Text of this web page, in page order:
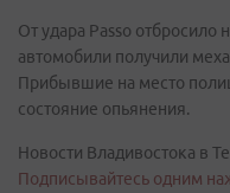
От удара Passo отбросило
автомобили получили
Прибывшие на место
состояние опьянения.
Новости Владивостока в
Подписывайтесь одним